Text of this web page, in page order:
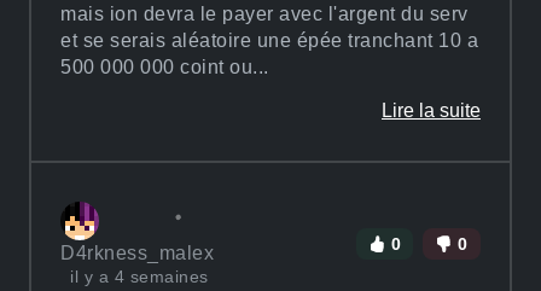
mais ion devra le payer avec l'argent du serv
et se serais aléatoire une épée tranchant 10 a
500 000 000 coint ou...
Lire la suite
D4rkness_malex
il y a 4 semaines
0 0